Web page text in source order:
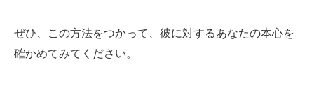
ぜひ、この方法をつかって、彼に対するあなたの本心を
確かめてみてください。